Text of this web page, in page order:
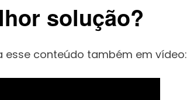
solução?
esse conteúdo também em vídeo: